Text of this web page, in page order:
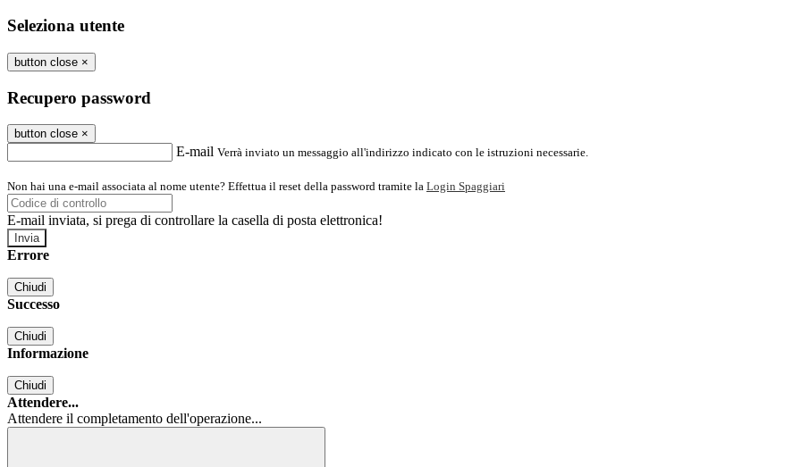
Seleziona utente
button close ×
Recupero password
button close ×
E-mail Verrà inviato un messaggio all'indirizzo indicato con le istruzioni necessarie.
Non hai una e-mail associata al nome utente? Effettua il reset della password tramite la Login Spaggiari
E-mail inviata, si prega di controllare la casella di posta elettronica!
Errore
Chiudi
Successo
Chiudi
Informazione
Chiudi
Attendere...
Attendere il completamento dell'operazione...